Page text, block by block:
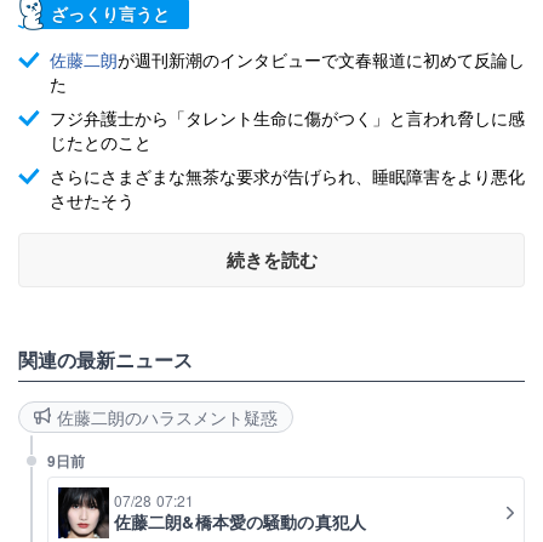
ざっくり言うと
佐藤二朗が週刊新潮のインタビューで文春報道に初めて反論し
た
フジ弁護士から「タレント生命に傷がつく」と言われ脅しに感
じたとのこと
さらにさまざまな無茶な要求が告げられ、睡眠障害をより悪化
させたそう
続きを読む
関連の最新ニュース
佐藤二朗のハラスメント疑惑
9日前
07/28 07:21
佐藤二朗&橋本愛の騒動の真犯人